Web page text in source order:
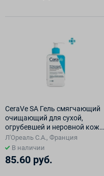
CeraVe SA Гель смягчающий
очищающий для сухой,
огрубевшей и неровной кожи
236мл
Л'Ореаль С.А., Франция
В наличии
85.60 руб.